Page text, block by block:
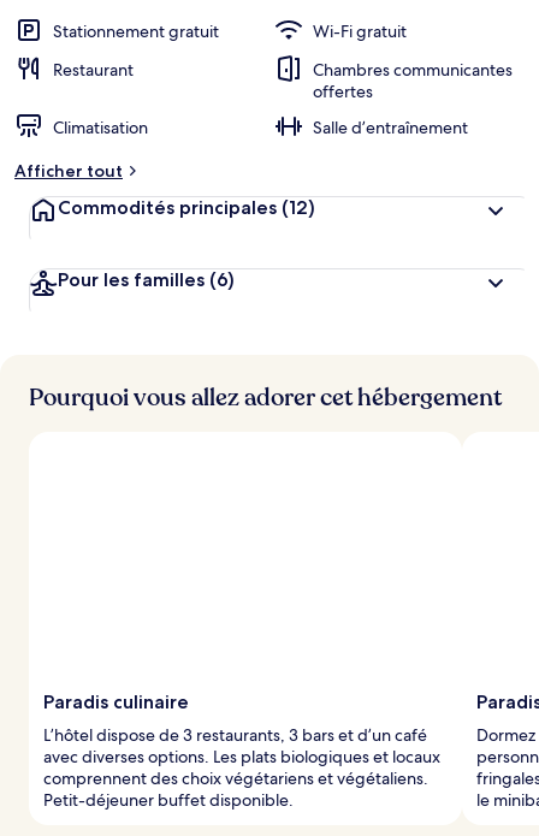
Stationnement gratuit
Wi-Fi gratuit
Restaurant
Chambres communicantes
offertes
Climatisation
Salle d’entraînement
Afficher tout
Commodités principales (12)
Pour les familles (6)
Pourquoi vous allez adorer cet hébergement
Paradis culinaire
L’hôtel dispose de 3 restaurants, 3 bars et d’un café
avec diverses options. Les plats biologiques et locaux
comprennent des choix végétariens et végétaliens.
Petit-déjeuner buffet disponible.
le